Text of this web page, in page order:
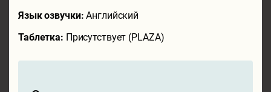
Язык озвучки:Английский
Таблетка: Присутствует (PLAZA)